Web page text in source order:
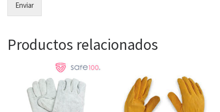
Enviar
Productos relacionados